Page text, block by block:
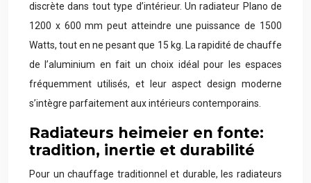
discrète dans tout type d’intérieur. Un radiateur Plano de
1200 x 600 mm peut atteindre une puissance de 1500
Watts, tout en ne pesant que 15 kg. La rapidité de chauffe
de l’aluminium en fait un choix idéal pour les espaces
fréquemment utilisés, et leur aspect design moderne
s’intègre parfaitement aux intérieurs contemporains.
Radiateurs heimeier en fonte:
tradition, inertie et durabilité
Pour un chauffage traditionnel et durable, les radiateurs